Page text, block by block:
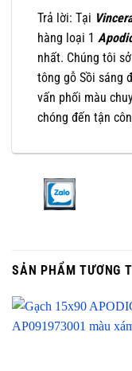
Trả lời: Tại
hàng loại 1
nhất. Chúng tôi
tông gỗ Sồi sáng
vấn phối màu
chóng đến tận
SẢN PHẨM TƯƠNG